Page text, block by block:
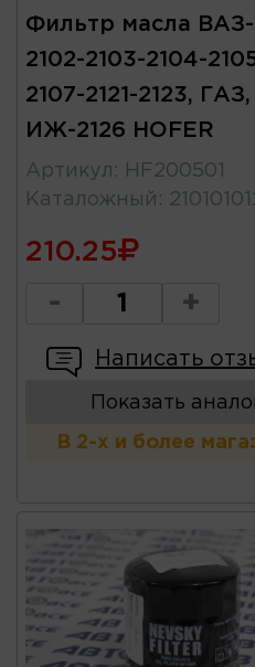
Фильтр масла ВАЗ-
2102-2103-2104-
2107-2121-2123,
ИЖ-2126 HOFER
Артикул :
HF200501
Каталожный :
210.25
- +
Написать
Показать
В 2-х и более